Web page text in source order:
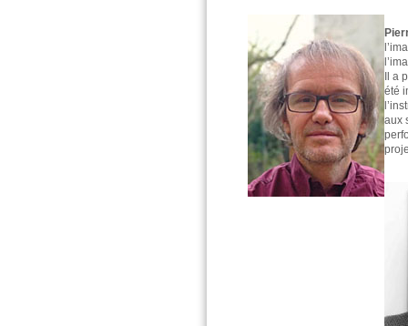
Il a
été
aux